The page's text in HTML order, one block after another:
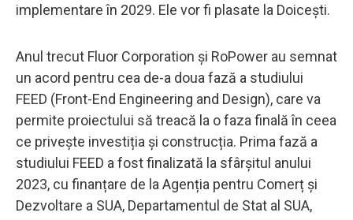
implementare în 2029. Ele vor fi plasate la Doicești.
Anul trecut Fluor Corporation și RoPower au semnat
un acord pentru cea de-a doua fază a studiului
FEED (Front-End Engineering and Design), care va
permite proiectului să treacă la o faza finală în ceea
ce privește investiția și construcția. Prima fază a
studiului FEED a fost finalizată la sfârșitul anului
2023, cu finanțare de la Agenția pentru Comerț și
Dezvoltare a SUA, Departamentul de Stat al SUA,